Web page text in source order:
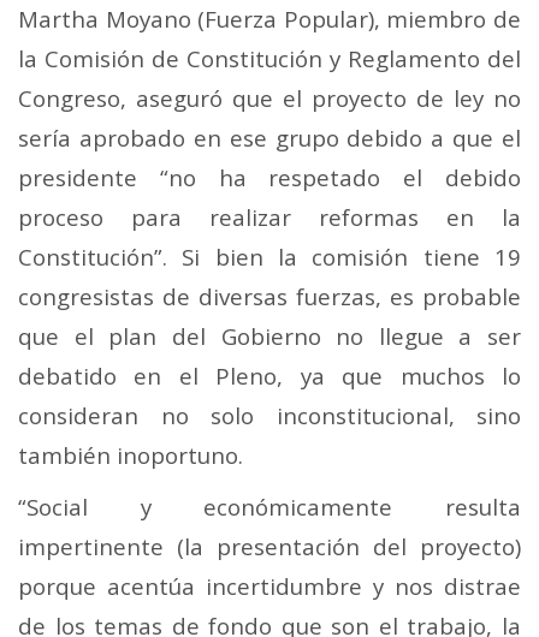
Martha Moyano (Fuerza Popular), miembro de
la Comisión de Constitución y Reglamento del
Congreso, aseguró que el proyecto de ley no
sería aprobado en ese grupo debido a que el
presidente “no ha respetado el debido
proceso para realizar reformas en la
Constitución”. Si bien la comisión tiene 19
congresistas de diversas fuerzas, es probable
que el plan del Gobierno no llegue a ser
debatido en el Pleno, ya que muchos lo
consideran no solo inconstitucional, sino
también inoportuno.
“Social y económicamente resulta
impertinente (la presentación del proyecto)
porque acentúa incertidumbre y nos distrae
de los temas de fondo que son el trabajo, la